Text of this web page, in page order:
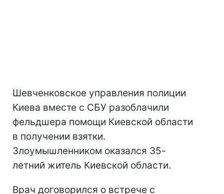
Шевченковское управления полиции
Киева вместе с СБУ разоблачили
фельдшера помощи Киевской области
в получении взятки.
Злоумышленником оказался 35-
летний житель Киевской области.
Врач договорился о встрече с